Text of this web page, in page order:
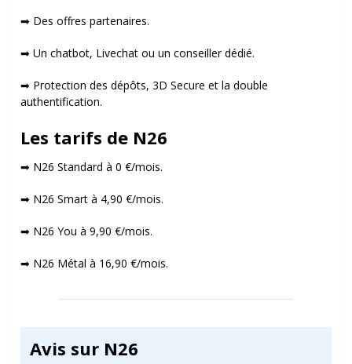
➡ Des offres partenaires.
➡ Un chatbot, Livechat ou un conseiller dédié.
➡ Protection des dépôts, 3D Secure et la double
authentification.
Les tarifs de N26
➡ N26 Standard à 0 €/mois.
➡ N26 Smart à 4,90 €/mois.
➡ N26 You à 9,90 €/mois.
➡ N26 Métal à 16,90 €/mois.
Avis sur N26